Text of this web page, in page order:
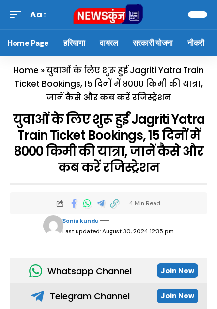
Aa
Home Page हरियाणा वायरल सरकारी योजना नौकरी
Home »युवाओं के लिए शुरू हुई Jagriti Yatra Train
Ticket Bookings, 15 दिनों में 8000 किमी की यात्रा,
जानें कैसे और कब करें रजिस्ट्रेशन
युवाओं के लिए शुरू हुई Jagriti Yatra
Train Ticket Bookings, 15 दिनों में
8000 किमी की यात्रा, जानें कैसे और
कब करें रजिस्ट्रेशन
Last updated: August 30, 2024 12:35 pm
Sonia kundu
4 Min Read
Whatsapp Channel Join Now
Telegram Channel Join Now